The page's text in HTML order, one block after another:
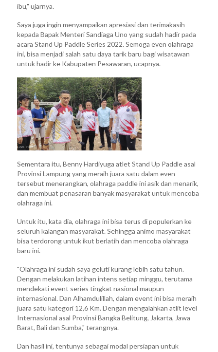
ibu," ujarnya.
Saya juga ingin menyampaikan apresiasi dan terimakasih
kepada Bapak Menteri Sandiaga Uno yang sudah hadir pada
acara Stand Up Paddle Series 2022. Semoga even olahraga
ini, bisa menjadi salah satu daya tarik baru bagi wisatawan
untuk hadir ke Kabupaten Pesawaran, ucapnya.
Sementara itu, Benny Hardiyuga atlet Stand Up Paddle asal
Provinsi Lampung yang meraih juara satu dalam even
tersebut menerangkan, olahraga paddle ini asik dan menarik,
dan membuat penasaran banyak masyarakat untuk mencoba
olahraga ini.
Untuk itu, kata dia, olahraga ini bisa terus di populerkan ke
seluruh kalangan masyarakat. Sehingga animo masyarakat
bisa terdorong untuk ikut berlatih dan mencoba olahraga
baru ini.
"Olahraga ini sudah saya geluti kurang lebih satu tahun.
Dengan melakukan latihan intens setiap minggu, terutama
mendekati event series tingkat nasional maupun
internasional. Dan Alhamdulillah, dalam event ini bisa meraih
juara satu kategori 12,6 Km. Dengan mengalahkan atlit level
Internasional asal Provinsi Bangka Belitung, Jakarta, Jawa
Barat, Bali dan Sumba," terangnya.
Dan hasil ini, tentunya sebagai modal persiapan untuk